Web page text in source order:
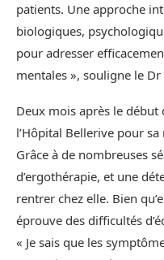
patients. Une approche
biologiques,
pour adresser
mentales », souligne le Dr
Deux mois après le
l’Hôpital Bellerive pour
Grâce à de nombreuses
d’ergothérapie, et une
rentrer chez elle. Bien
éprouve des difficultés
« Je sais que les